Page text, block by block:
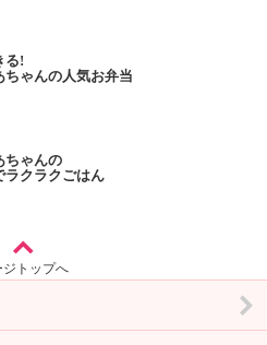
る!
ちゃんの人気お弁当
ちゃんの
ラクラクごはん
ジトップへ